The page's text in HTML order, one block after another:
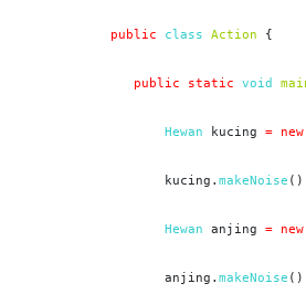
public class Action {
public static void
Hewan kucing = new
       kucing.
makeNoise
Hewan anjing = new
       anjing.
makeNoise